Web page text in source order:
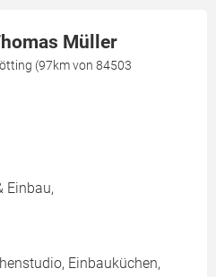
Müller
(97km von 84503
Einbau,
Einbauküchen,